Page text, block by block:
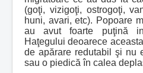
(goţi, vizigoţi, ostrogoţi,
huni, avari, etc). Popoare
au avut foarte puţină
Haţegului deoarece
de apărare redutabil şi nu
sau o piedică în calea